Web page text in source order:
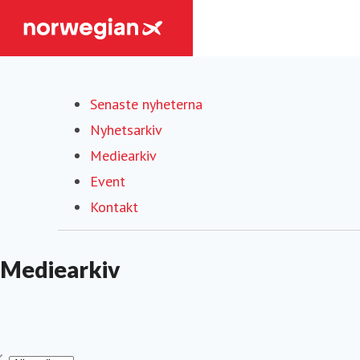
Senaste nyheterna
Nyhetsarkiv
Mediearkiv
Event
Kontakt
Mediearkiv